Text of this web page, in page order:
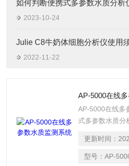
如何判断便携式多参数水质分析
2023-10-24
Julie C8牛奶体细胞分析仪使用
2022-11-22
AP-5000在线
AP-5000在线多
式多参数水质分
抗生物污染组件
长期监测，无需
更新时间：
型号：AP-